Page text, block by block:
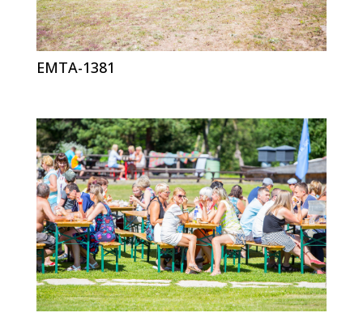
EMTA-1381